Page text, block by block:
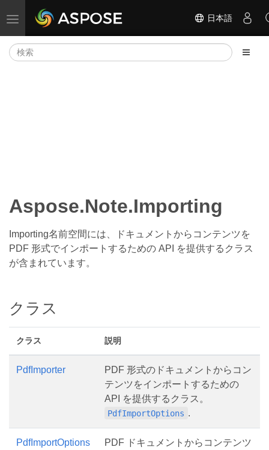
ナビゲーションの切り替え 日本語
Aspose.Note.Importing
Importing名前空間には、ドキュメントからコンテンツを
PDF 形式でインポートするための API を提供するクラス
が含まれています。
クラス
クラス 説明
PdfImporter
PDF 形式のドキュメントからコン
テンツをインポートするための
API を提供するクラス。
PdfImportOptions .
PdfImportOptions
PDF ドキュメントからコンテンツ